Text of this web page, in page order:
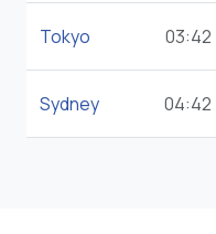
Tokyo 03:42
Sydney 04:42